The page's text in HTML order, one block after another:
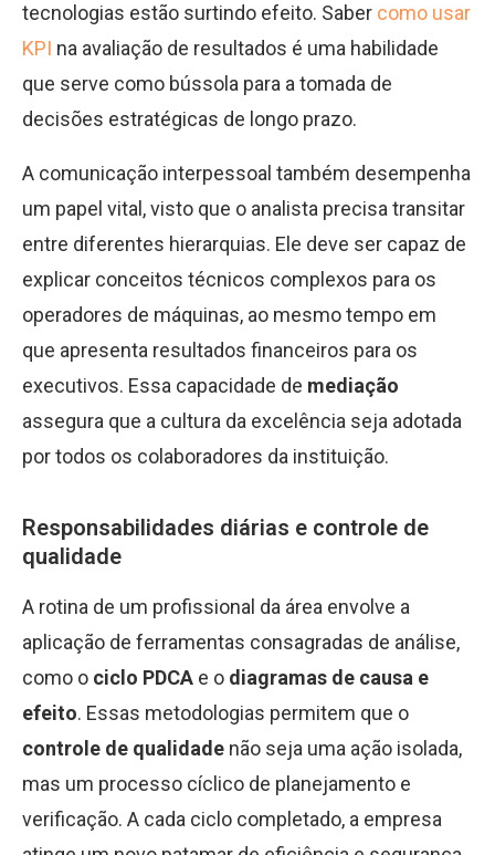
tecnologias estão surtindo efeito. Saber como usar
KPI na avaliação de resultados é uma habilidade
que serve como bússola para a tomada de
decisões estratégicas de longo prazo.
A comunicação interpessoal também desempenha
um papel vital, visto que o analista precisa transitar
entre diferentes hierarquias. Ele deve ser capaz de
explicar conceitos técnicos complexos para os
operadores de máquinas, ao mesmo tempo em
que apresenta resultados financeiros para os
executivos. Essa capacidade de mediação
assegura que a cultura da excelência seja adotada
por todos os colaboradores da instituição.
Responsabilidades diárias e controle de
qualidade
A rotina de um profissional da área envolve a
aplicação de ferramentas consagradas de análise,
como o ciclo PDCA e o diagramas de causa e
efeito. Essas metodologias permitem que o
controle de qualidade não seja uma ação isolada,
mas um processo cíclico de planejamento e
verificação. A cada ciclo completado, a empresa